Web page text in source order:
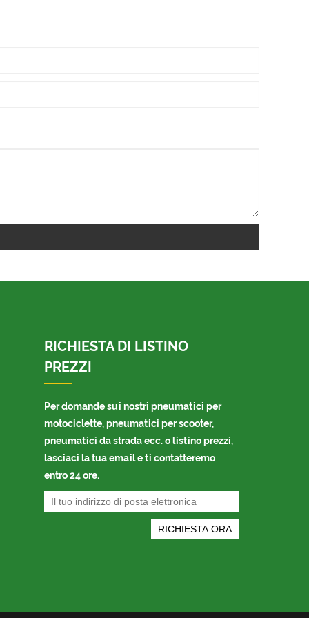
RICHIESTA DI LISTINO
PREZZI
Per domande sui nostri pneumatici per
motociclette, pneumatici per scooter,
pneumatici da strada ecc. o listino prezzi,
lasciaci la tua email e ti contatteremo
entro 24 ore.